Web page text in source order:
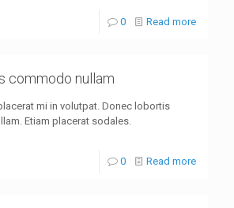
0 Read more
commodo nullam
mi in volutpat. Donec lobortis
Etiam placerat sodales.
0 Read more